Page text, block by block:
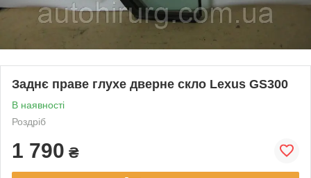
Заднє праве глухе дверне скло Lexus GS300
В наявності
Роздріб
1 790 ₴